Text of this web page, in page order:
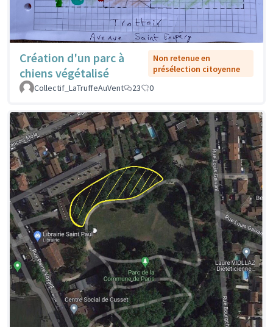
Création d'un parc à
chiens végétalisé
Non retenue en
présélection citoyenne
Collectif_LaTruffeAuVent
23 0